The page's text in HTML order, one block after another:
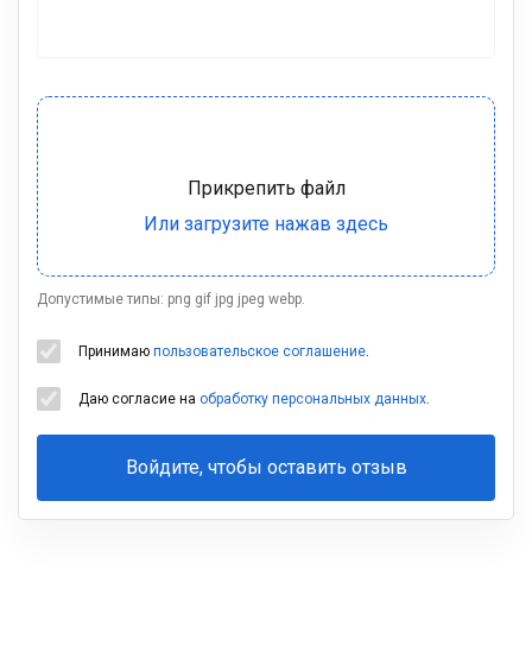
Допустимые типы: png gif jpg jpeg webp.
Принимаю пользовательское соглашение.
Даю согласие на обработку персональных данных.
Войдите, чтобы оставить отзыв
Ваша